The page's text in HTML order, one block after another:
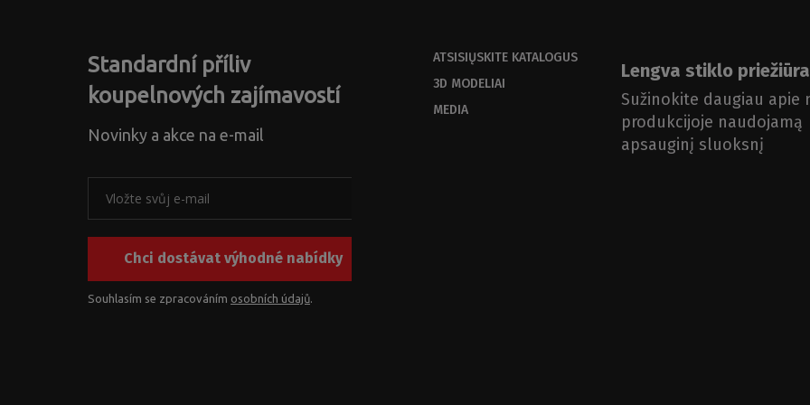
Standardní příliv
koupelnových zajímavostí
Novinky a akce na e-mail
Chci dostávat výhodné nabídky
Souhlasím se zpracováním osobních údajů
ATSISIŲSKITE KATALOGUS
3D MODELIAI
MEDIA
Lengva stiklo priežiūra
Sužinokite daugiau apie
produkcijoje naudojamą
apsauginį sluoksnį